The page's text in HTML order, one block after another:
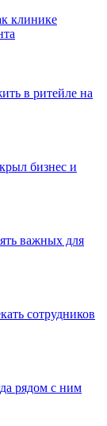
клинике
в ритейле на
бизнес и
важных для
сотрудников
рядом с ним